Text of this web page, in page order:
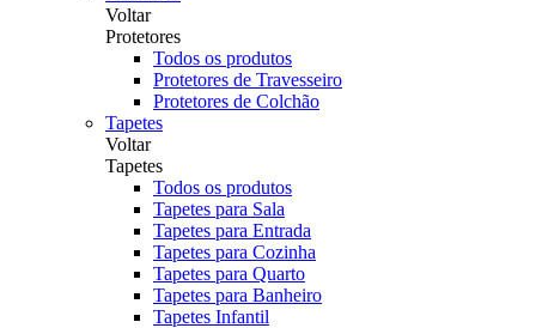
Voltar
Protetores
Todos os produtos
Protetores de Travesseiro
Protetores de Colchão
Tapetes
Voltar
Tapetes
Todos os produtos
Tapetes para Sala
Tapetes para Entrada
Tapetes para Cozinha
Tapetes para Quarto
Tapetes para Banheiro
Tapetes Infantil